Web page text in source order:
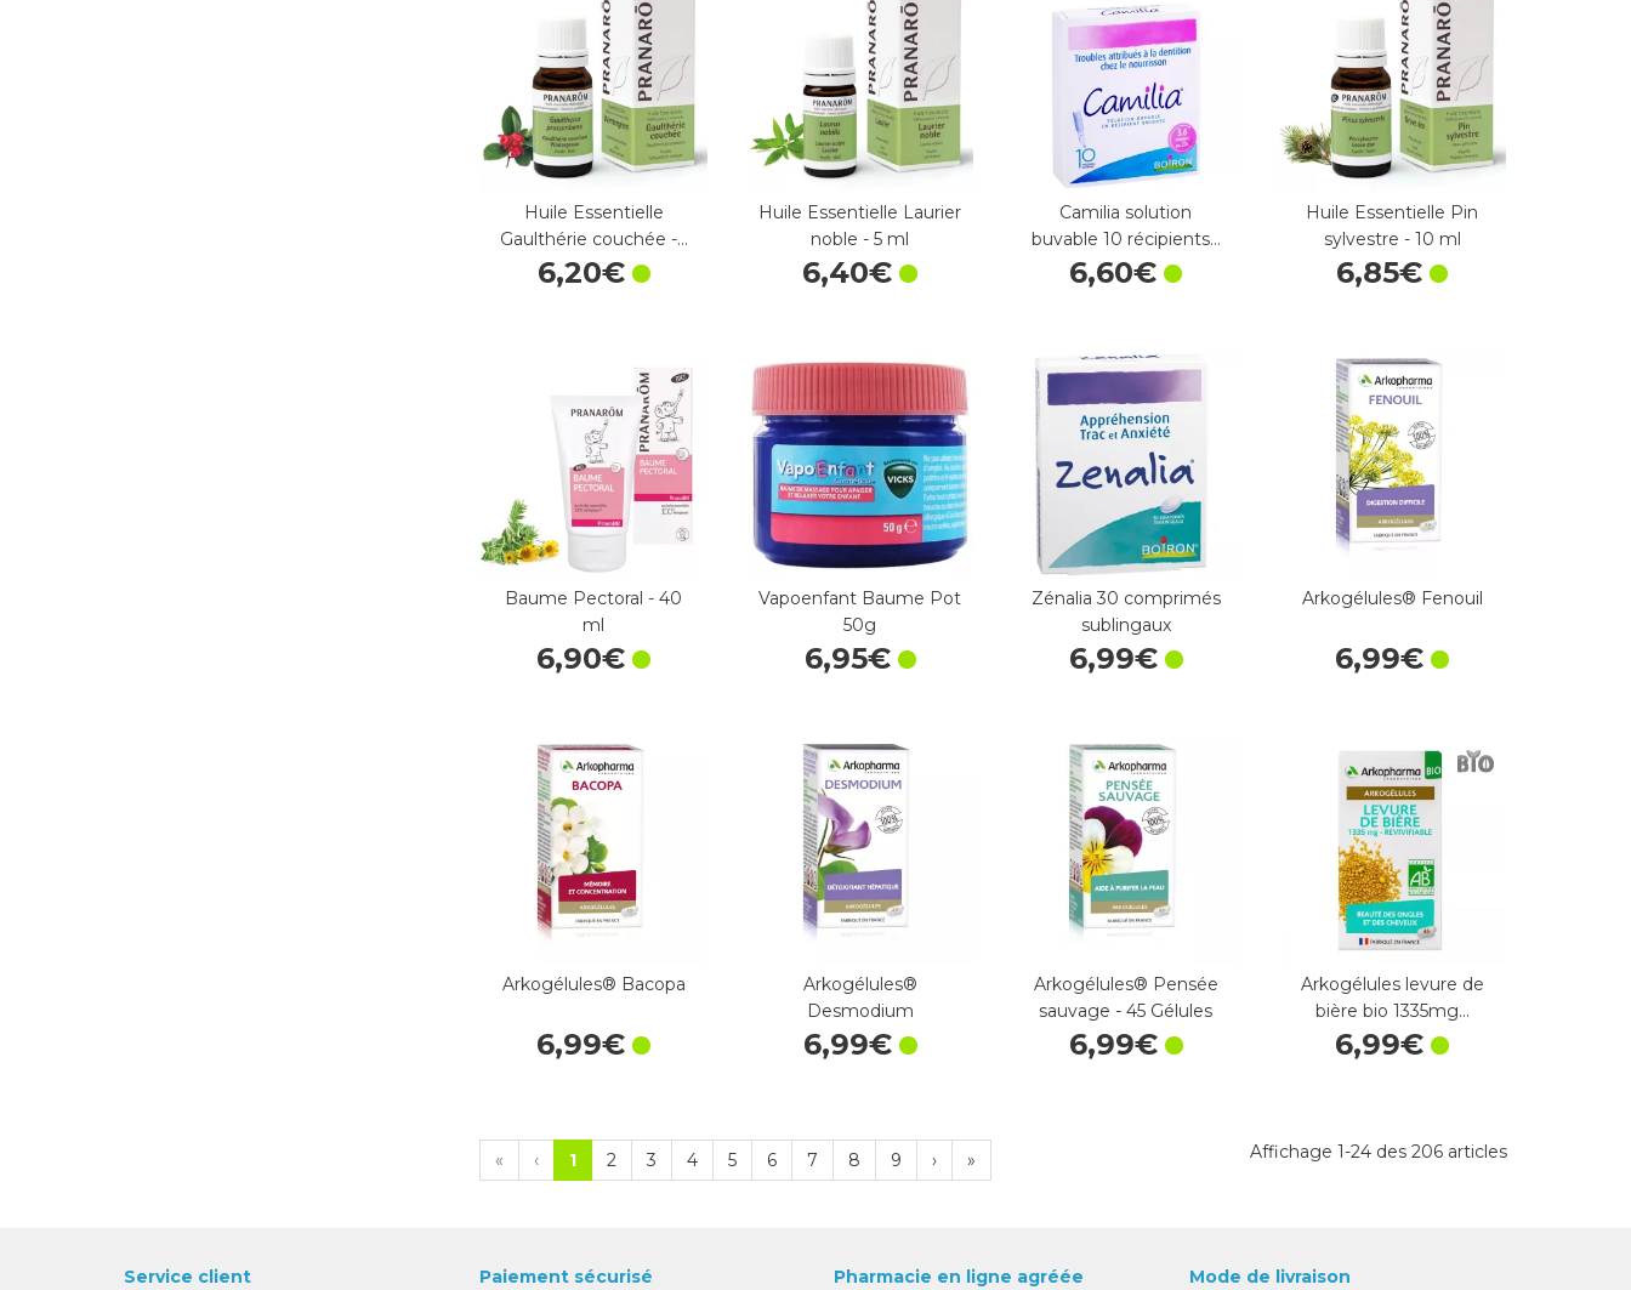
Huile Essentielle
Gaulthérie couchée -…
6,20€
Huile Essentielle Laurier
noble - 5 ml
6,40€
Camilia solution
buvable 10 récipients…
6,60€
Huile Essentielle Pin
sylvestre - 10 ml
6,85€
Baume Pectoral - 40
ml
6,90€
Vapoenfant Baume Pot
50g
6,95€
Zénalia 30 comprimés
sublingaux
6,99€
Arkogélules® Fenouil
6,99€
Arkogélules® Bacopa
6,99€
Arkogélules®
Desmodium
6,99€
Arkogélules® Pensée
sauvage - 45 Gélules
6,99€
Arkogélules levure de
bière bio 1335mg…
6,99€
« ‹ 1 2 3 4 5 6 7 8 9 › » Affichage 1-24 des 206 articles
Service client Paiement sécurisé Pharmacie en ligne agréée Mode de livraison